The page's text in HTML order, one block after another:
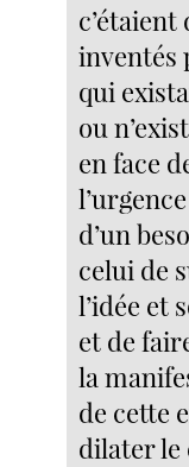
c’étaient
inventés
qui
ou
en face
d’un
celui de
l’idée et
et de
la
de cette
dilater le